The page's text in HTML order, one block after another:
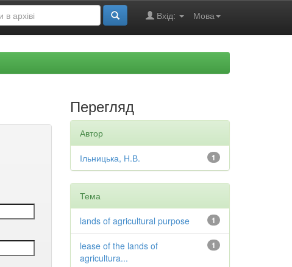
Мова
Вхід:
Перегляд
Автор
1
Ільницька, Н.В.
Тема
1
lands of agricultural purpose
1
lease of the lands of
agricultura...